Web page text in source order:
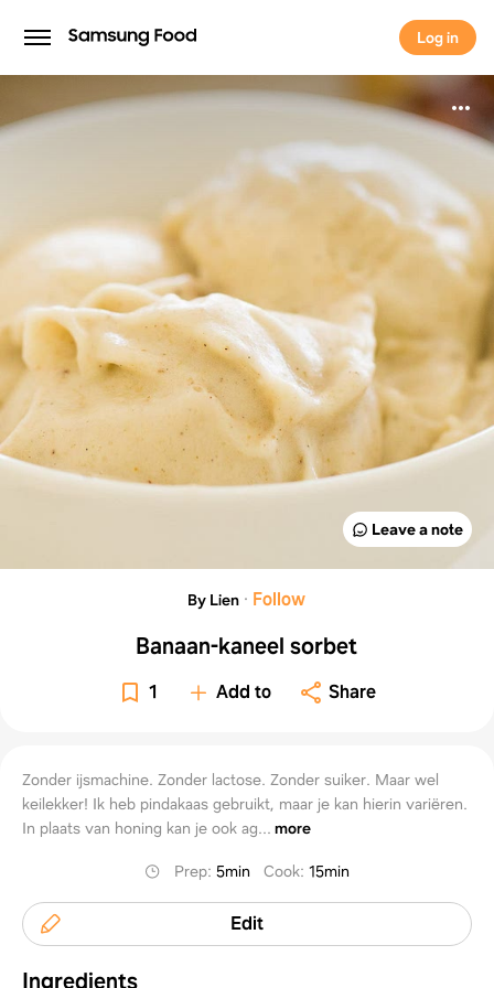
Log in
Log in
Leave a note
By Lien · Follow
Banaan-kaneel sorbet
1 Add to Share
Zonder ijsmachine. Zonder lactose. Zonder suiker. Maar wel
keilekker! Ik heb pindakaas gebruikt, maar je kan hierin variëren.
In plaats van honing kan je ook ag... more
Prep:5min Cook:15min
Edit
Ingredients